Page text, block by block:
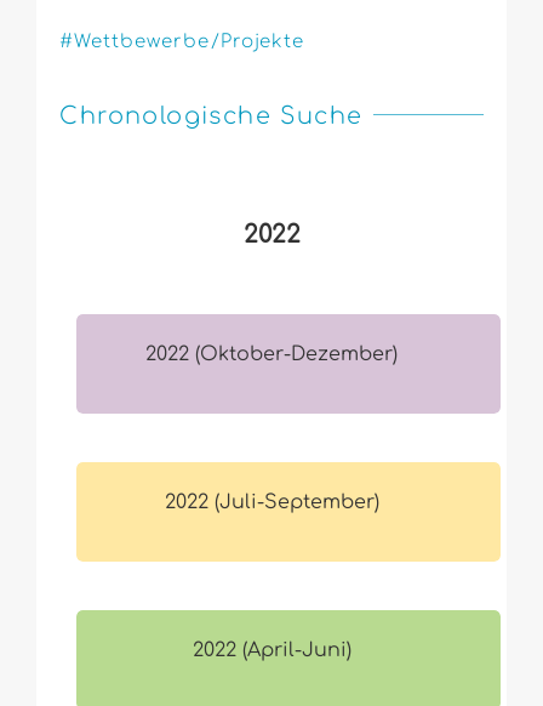
#Wettbewerbe/Projekte
Chronologische Suche
2022
2022 (Oktober-Dezember)
2022 (Juli-September)
2022 (April-Juni)